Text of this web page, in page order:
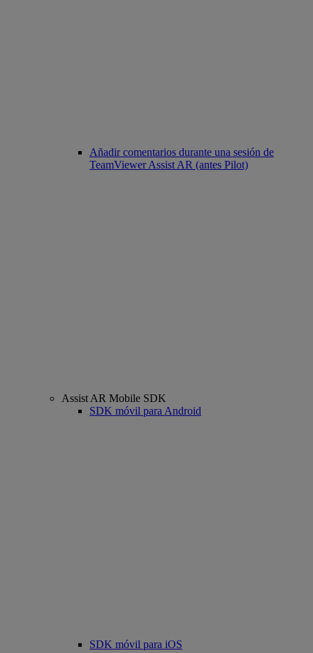
Añadir comentarios durante una sesión de
TeamViewer Assist AR (antes Pilot)
Assist AR Mobile SDK
SDK móvil para Android
SDK móvil para iOS